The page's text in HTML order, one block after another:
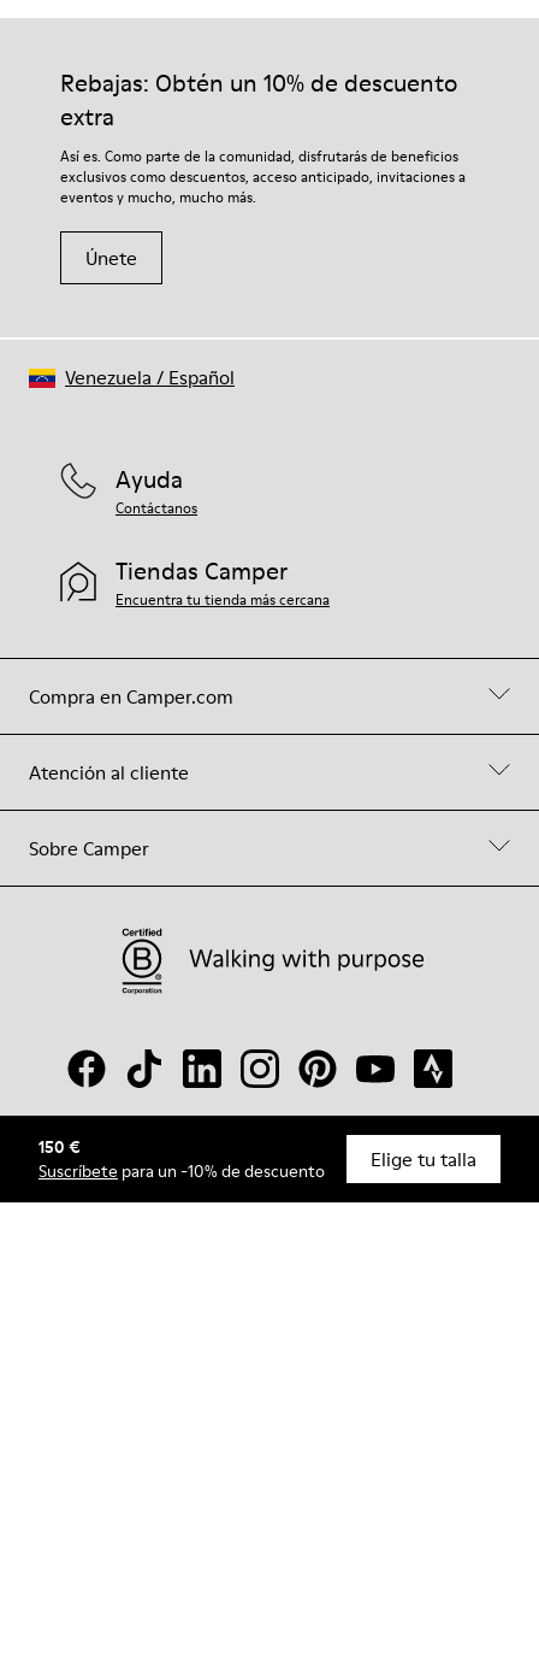
150 €
Suscríbete para un -10% de descuento Elige tu talla
Nuestros zapatos se han fabricado con materiales de primera
garantizará que duren más tiempo.
Si deseas obtener información detallada sobre cómo cuidar de
tu par, visita nuestraGuía para el cuidado del calzado.
Rebajas: Obtén un 10% de descuento
extra
Así es. Como parte de la comunidad, disfrutarás de beneficios
exclusivos como descuentos, acceso anticipado, invitaciones a
eventos y mucho, mucho más.
Únete
Compra en Camper.com
Atención al cliente
Sobre Camper
Ayuda
Contáctanos
Tiendas Camper
Encuentra tu tienda más cercana
© Camper, 2026
Venezuela / Español